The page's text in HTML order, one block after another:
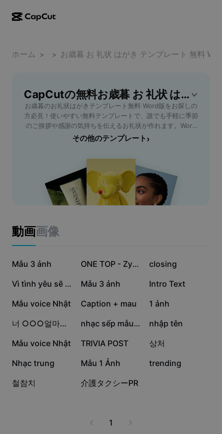
CapCutデスクトップ
CapCut Pad
CapCutモバイル
動画スタジオ
AI動画ジェネレーター
AI画像ジェネレーター
Dreamina Seedance 2.5
Nano Banana Pro
キャプションテンプレート
動画エディター＆ジェネレーター
画像エディター＆ジェネレーター
音声ジェネレーター＆エディター
ユースケース
マーケティング
ソーシャルメディアのテンプレート
その他
カレンダーのテンプレート
アニバーサリーのテンプレート
エフェクトのテンプレート
産業のテンプレート
振り返りのテンプレート
取り組み
アフィリエイト
パイオニアプログラム
クリエイティブパートナープログラム
CapCutクリエイティブキャンパス
トラストセンター
ヘルプセンター
ニュースルーム
CapCutの利用規約について
Dreamina Seedance 2.0 Launch
ホーム > テンプレート
> お歳暮 お 礼状 はがき テンプレート 無料
CapCutの無料お歳暮 お 礼状 はがき テンプレート 無料 Wordテンプレート
お歳暮のお礼状はがきテンプレート無料 Word版をお探しの
方必見！使いやすい無料テンプレートで、誰でも手軽に季節
のご挨拶や感謝の気持ちを伝えるお礼状が作れます。Word
対応なので編集やカスタマイズも簡単。ビジネスや個人利用
末も効率よく準備可能。日本の礼儀文化を大切にしたい方
や、初めてお歳暮のお礼状を書く方にぴったりのテンプレー
トを今すぐダウンロードしてご利用ください。
その他のテンプレート ›
動画画像
28.3万
Mẫu 3 ảnh 9.3万 ONE TOP - Zyrex Flux 5.7万
closing
5.2万 Vì tình yêu sẽ xóa 4.6万
Mẫu 3 ảnh 2万
Intro Text
7595
Mẫu voice Nhật 6687
Caption + mau 6646
1 ảnh
5920 너 ○○○얼마나 좋아해? 3825 nhạc sếp mẫu 1 ảnh 2925
nhập tên
2914
Mẫu voice Nhật 838
TRIVIA POST 781
상처
432
Nhạc trung 54
Mẫu 1 Ảnh 5
trending
0
철참치 0
介護タクシーPR
1